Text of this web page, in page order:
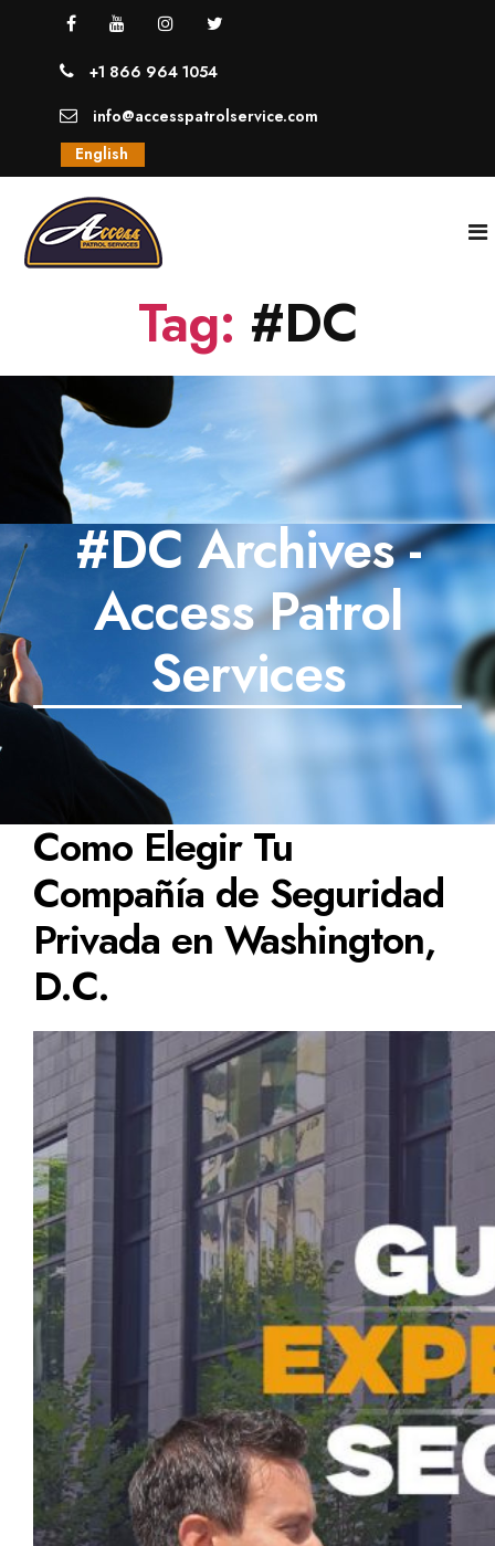
+1 866 964 1054
info@accesspatrolservice.com
English
SERVICIOS
GUARDIAS UNIFORMADOS
SECTORES
TRABAJOS
BLOG
TESTIMONIOS
PREGUNTAS FRECUENTES
CONTÁCTANOS
Tag: #DC
#DC Archives -
Access Patrol
Services
Como Elegir Tu
Compañía de Seguridad
Privada en Washington,
D.C.